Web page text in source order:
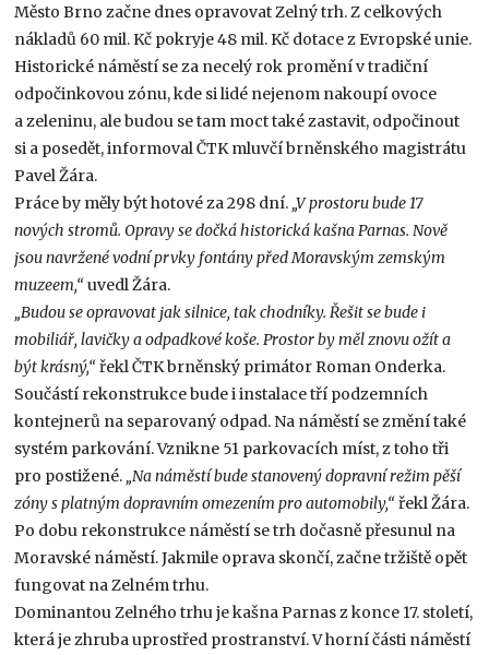
Město Brno začne dnes opravovat Zelný trh. Z celkových
nákladů 60 mil. Kč pokryje 48 mil. Kč dotace z Evropské unie.
Historické náměstí se za necelý rok promění v tradiční
odpočinkovou zónu, kde si lidé nejenom nakoupí ovoce
a zeleninu, ale budou se tam moct také zastavit, odpočinout
si a posedět, informoval ČTK mluvčí brněnského magistrátu
Pavel Žára.
Práce by měly být hotové za 298 dní. „V prostoru bude 17
nových stromů. Opravy se dočká historická kašna Parnas. Nově
jsou navržené vodní prvky fontány před Moravským zemským
muzeem,“uvedl Žára.
„Budou se opravovat jak silnice, tak chodníky. Řešit se bude i
mobiliář, lavičky a odpadkové koše. Prostor by měl znovu ožít a
být krásný,“řekl ČTK brněnský primátor Roman Onderka.
Součástí rekonstrukce bude i instalace tří podzemních
kontejnerů na separovaný odpad. Na náměstí se změní také
systém parkování. Vznikne 51 parkovacích míst, z toho tři
pro postižené. „Na náměstí bude stanovený dopravní režim pěší
zóny s platným dopravním omezením pro automobily,“řekl Žára.
Po dobu rekonstrukce náměstí se trh dočasně přesunul na
Moravské náměstí. Jakmile oprava skončí, začne tržiště opět
fungovat na Zelném trhu.
Dominantou Zelného trhu je kašna Parnas z konce 17. století,
která je zhruba uprostřed prostranství. V horní části náměstí